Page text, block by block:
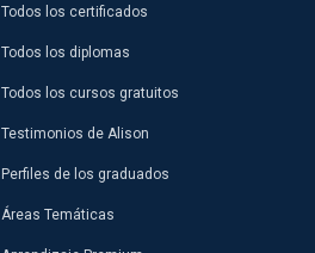
Todos los certificados
Todos los diplomas
Todos los cursos gratuitos
Testimonios de Alison
Perfiles de los graduados
Áreas Temáticas